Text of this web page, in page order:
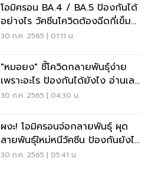
โอมิครอน BA.4 / BA.5 ป้องกันได้
อย่างไร วัคซีนโควิดต้องฉีดกี่เข็ม
อ่านเลย
30 ก.ค. 2565 | 01:11 น.
"หมอยง" ชี้โควิดกลายพันธุ์ง่าย
เพราะอะไร ป้องกันได้ยังไง อ่านเลย
ที่นี่
30 ก.ค. 2565 | 04:30 น.
ผงะ! โอมิครอนจ่อกลายพันธุ์ ผุด
สายพันธุ์ใหม่หนีวัคซีน ป้องกันยังไง
อ่านเลย
30 ก.ค. 2565 | 05:41 น.